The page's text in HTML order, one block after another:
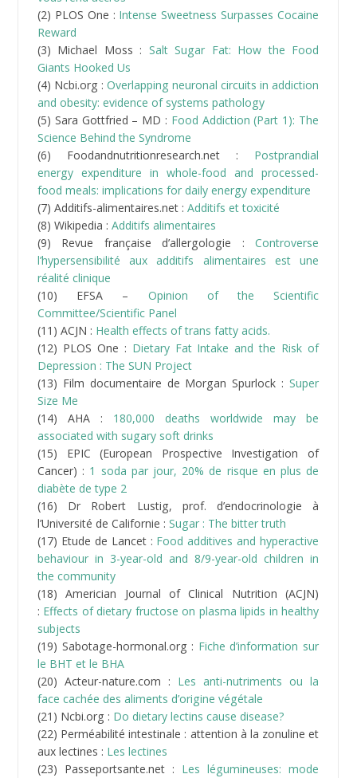
behaviour in 3-year-old and 8/9-year-old children in
the community
(18) Americian Journal of Clinical Nutrition (ACJN)
:Effects of dietary fructose on plasma lipids in healthy
subjects
(19) Sabotage-hormonal.org :Fiche d’information sur
le BHT et le BHA
(20) Acteur-nature.com :Les anti-nutriments ou la
face cachée des aliments d’origine végétale
(21) Ncbi.org :Do dietary lectins cause disease?
(22) Perméabilité intestinale : attention à la zonuline et
aux lectines :Les lectines
(23) Passeportsante.net :
d’emploi
(24)Loren Cordain :Origins and evolution of the
Western diet: health implications for the 21st century
(25) Dr Axe :10 Antinutrients to Get Out of Your Diet
… and Life
(26) Dr Axe : Leaky gut syndrome
(27) Thierrysouccar.com :Quand l’intestin devient une
passoire
(28) EUFIC.org : Comment l’acrylamide se forme-t-il
dans les aliments ?
(29) EFSA : Risques associés à l’acrylamide dans les
aliments.
(30) ACJN : Glycemia and insulinemia in healthy
subjects after lactose-equivalent meals of milk and
other food proteins
(31) Diabetemagazine.fr :
insulinique
(32) Ncbi.org :Milk and lactose intakes and ovarian
cancer risk in the Swedish Mammography Cohort
(33) Jn.nutrition.org :Whole Milk Intake Is Associated